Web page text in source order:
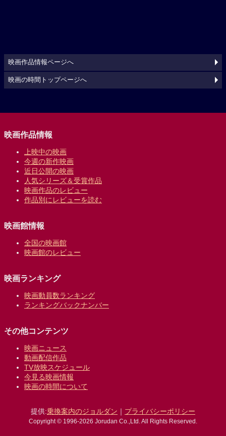
映画作品情報ページへ
映画の時間トップページへ
映画作品情報
上映中の映画
今週の新作映画
近日公開の映画
人気シリーズ＆受賞作品
映画作品のレビュー
作品別にレビューを読む
映画館情報
全国の映画館
映画館のレビュー
映画ランキング
映画動員数ランキング
ランキングバックナンバー
その他コンテンツ
映画ニュース
動画配信作品
TV放映スケジュール
今見る映画情報
映画の時間について
提供:乗換案内のジョルダン ｜ プライバシーポリシー
Copyright © 1996-2026 Jorudan Co.,Ltd. All Rights Reserved.